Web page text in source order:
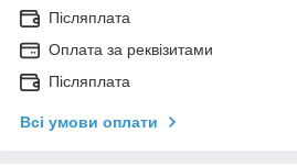
Післяплата
Оплата за реквізитами
Післяплата
Всі умови оплати